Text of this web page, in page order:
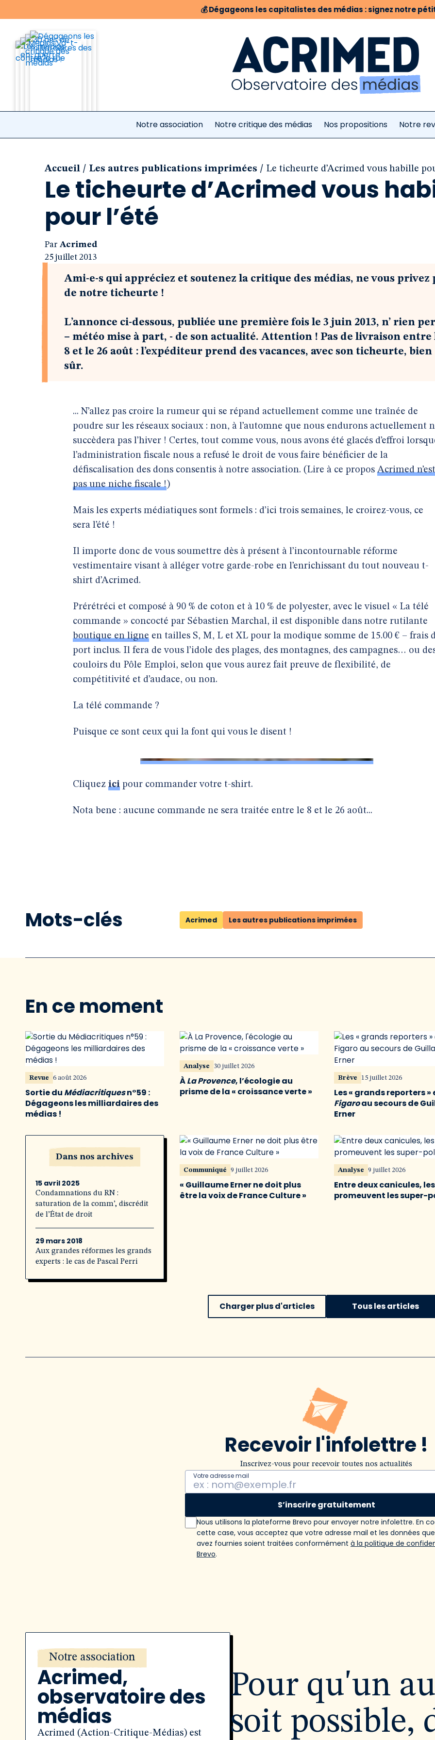
💰Dégageons les capitalistes des médias : signez notre
Notre association Notre critique des médias Nos propositions Notre
Accueil / Les autres publications imprimées / Le ticheurte d’Acrimed vous habille
Le ticheurte d’Acrimed vous
pour l’été
Par Acrimed
25 juillet 2013
Ami-e-s qui appréciez et soutenez la critique des médias, ne vous privez
de notre ticheurte !
L’annonce ci-dessous, publiée une première fois le 3 juin 2013, n’ rien
– météo mise à part, - de son actualité. Attention ! Pas de livraison entre
8 et le 26 août : l’expéditeur prend des vacances, avec son ticheurte, bien
sûr.
... N’allez pas croire la rumeur qui se répand actuellement comme une traînée de
poudre sur les réseaux sociaux : non, à l’automne que nous endurons actuellement
succèdera pas l’hiver ! Certes, tout comme vous, nous avons été glacés d’effroi
l’administration fiscale nous a refusé le droit de vous faire bénéficier de la
défiscalisation des dons consentis à notre association. (Lire à ce propos Acrimed n’est
pas une niche fiscale !)
Mais les experts médiatiques sont formels : d’ici trois semaines, le croirez-vous, ce
sera l’été !
Il importe donc de vous soumettre dès à présent à l’incontournable réforme
vestimentaire visant à alléger votre garde-robe en l’enrichissant du tout nouveau t-
shirt d’Acrimed.
Prérétréci et composé à 90 % de coton et à 10 % de polyester, avec le visuel « La télé
commande » concocté par Sébastien Marchal, il est disponible dans notre rutilante
boutique en ligne en tailles S, M, L et XL pour la modique somme de 15.00 € – frais
port inclus. Il fera de vous l’idole des plages, des montagnes, des campagnes… ou
couloirs du Pôle Emploi, selon que vous aurez fait preuve de flexibilité, de
compétitivité et d’audace, ou non.
La télé commande ?
Puisque ce sont ceux qui la font qui vous le disent !
Cliquez ici pour commander votre t-shirt.
Nota bene : aucune commande ne sera traitée entre le 8 et le 26 août...
Mots-clés Acrimed Les autres publications imprimées
En ce moment
Revue 6 août 2026
Sortie du Médiacritiquesn°59 :
Dégageons les milliardaires des
médias !
Analyse 30 juillet 2026
ÀLa Provence, l’écologie au
prisme de la « croissance verte »
Brève 15 juillet 2026
Les « grands reporters »
Figaroau secours de
Erner
Dans nos archives
15 avril 2025
Condamnations du RN :
saturation de la comm’, discrédit
de l’État de droit
29 mars 2018
Aux grandes réformes les grands
experts : le cas de Pascal Perri
Communiqué 9 juillet 2026
« Guillaume Erner ne doit plus
être la voix de France Culture »
Analyse 9 juillet 2026
Entre deux canicules,
promeuvent les super-
Charger plus d'articles Tous les articles
Recevoir l'infolettre !
Inscrivez-vous pour recevoir toutes nos actualités
Votre adresse mail
S’inscrire gratuitement
Nous utilisons la plateforme Brevo pour envoyer notre infolettre. En
cette case, vous acceptez que votre adresse mail et les données
avez fournies soient traitées conformément à la politique de
Brevo.
Notre association
Acrimed,
observatoire des
médias
Acrimed (Action-Critique-Médias) est
Pour qu'un
soit possible,